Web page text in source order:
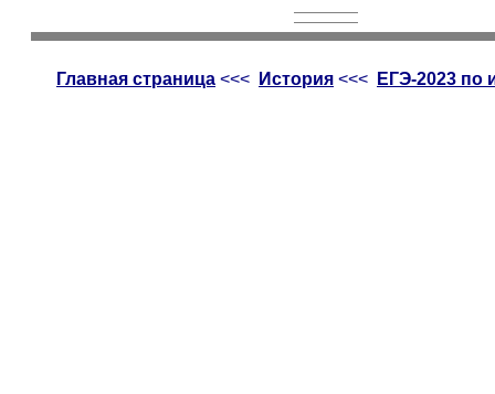
Главная страница <<< История <<< ЕГЭ-2023 по